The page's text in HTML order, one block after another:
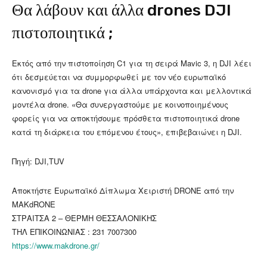
Θα λάβουν και άλλα drones DJI
πιστοποιητικά ;
Εκτός από την πιστοποίηση C1 για τη σειρά Mavic 3, η DJI λέει
ότι δεσμεύεται να συμμορφωθεί με τον νέο ευρωπαϊκό
κανονισμό για τα drone για άλλα υπάρχοντα και μελλοντικά
μοντέλα drone. «Θα συνεργαστούμε με κοινοποιημένους
φορείς για να αποκτήσουμε πρόσθετα πιστοποιητικά drone
κατά τη διάρκεια του επόμενου έτους», επιβεβαιώνει η DJI.
Πηγή: DJI,TUV
Αποκτήστε Ευρωπαϊκό Δίπλωμα Χειριστή DRONE από την
MAKdRONE
ΣΤΡΑΙΤΣΑ 2 – ΘΕΡΜΗ ΘΕΣΣΑΛΟΝΙΚΗΣ
ΤΗΛ ΕΠΙΚΟΙΝΩΝΙΑΣ : 231 7007300
https://www.makdrone.gr/